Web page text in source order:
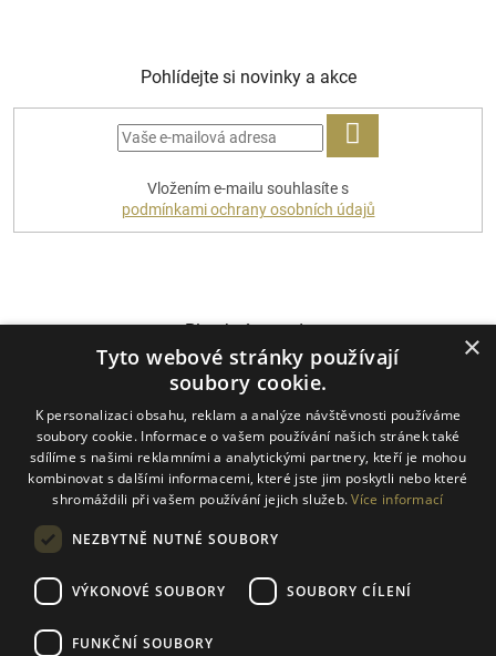
Pohlídejte si novinky a akce
PŘIHLÁSIT
Vložením e-mailu souhlasíte s
podmínkami ochrany osobních údajů
Platební metody
Dopravci
×
Tyto webové stránky používají
soubory cookie.
K personalizaci obsahu, reklam a analýze návštěvnosti používáme
soubory cookie. Informace o vašem používání našich stránek také
sdílíme s našimi reklamními a analytickými partnery, kteří je mohou
kombinovat s dalšími informacemi, které jste jim poskytli nebo které
shromáždili při vašem používání jejich služeb.Více informací
NEZBYTNĚ NUTNÉ SOUBORY
VÝKONOVÉ SOUBORY SOUBORY CÍLENÍ
FUNKČNÍ SOUBORY